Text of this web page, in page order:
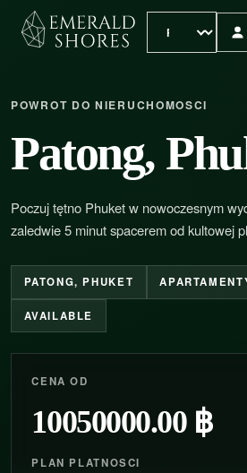
POWROT DO NIERUCHOMOSCI
Patong,
Poczuj tętno Phuket w nowoczesnym
zaledwie 5 minut spacerem od kultowej
PATONG, PHUKET
AVAILABLE
CENA OD
10050000.00 ฿
PLAN PLATNOSCI